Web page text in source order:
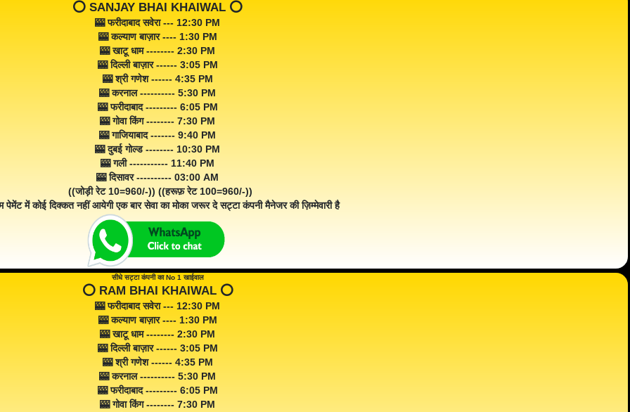
⭕️ SANJAY BHAI KHAIWAL ⭕️
🎰 फरीदाबाद सवेरा --- 12:30 PM
🎰 कल्याण बाज़ार ---- 1:30 PM
🎰 खाटू धाम -------- 2:30 PM
🎰 दिल्ली बाज़ार ------ 3:05 PM
🎰 श्री गणेश ------ 4:35 PM
🎰 करनाल ---------- 5:30 PM
🎰 फरीदाबाद --------- 6:05 PM
🎰 गोवा किंग -------- 7:30 PM
🎰 गाजियाबाद ------- 9:40 PM
🎰 दुबई गोल्ड -------- 10:30 PM
🎰 गली ----------- 11:40 PM
🎰 दिसावर ---------- 03:00 AM
((जोड़ी रेट 10=960/-)) ((हरूफ़ रेट 100=960/-))
पेमेंट में कोई दिक्कत नहीं आयेगी एक बार सेवा का मोका जरूर दे सट्टा कंपनी मैनेजर की ज़िम्मेवारी है
सीधे सट्टा कंपनी का No 1 खाईवाल
⭕️ RAM BHAI KHAIWAL ⭕️
🎰 फरीदाबाद सवेरा --- 12:30 PM
🎰 कल्याण बाज़ार ---- 1:30 PM
🎰 खाटू धाम -------- 2:30 PM
🎰 दिल्ली बाज़ार ------ 3:05 PM
🎰 श्री गणेश ------ 4:35 PM
🎰 करनाल ---------- 5:30 PM
🎰 फरीदाबाद --------- 6:05 PM
🎰 गोवा किंग -------- 7:30 PM